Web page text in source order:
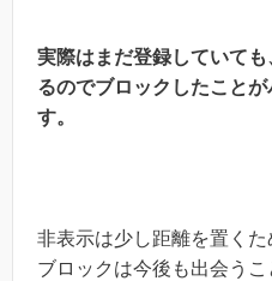
実際はまだ登録していても
るのでブロックしたこと
す。
非表示は少し距離を置くた
ブロックは今後も出会う